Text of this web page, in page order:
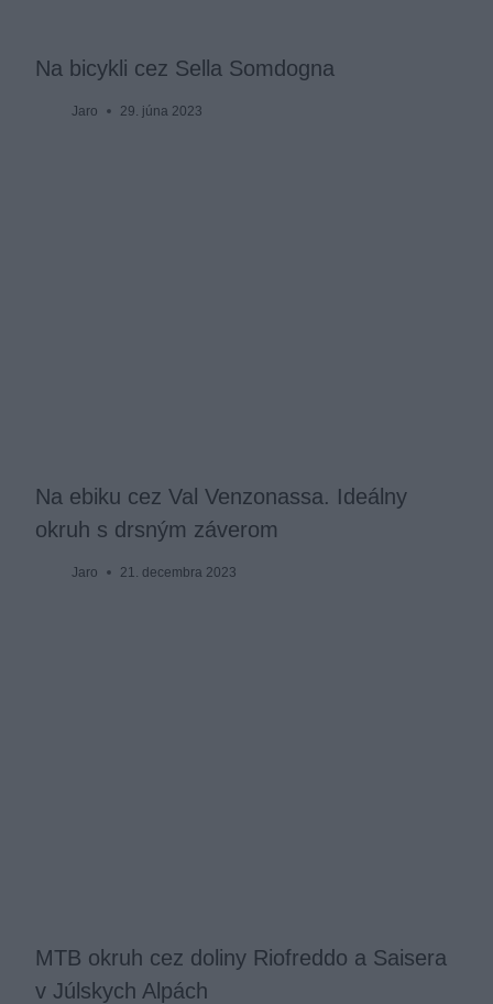
Na bicykli cez Sella Somdogna
Jaro 29. júna 2023
Na ebiku cez Val Venzonassa. Ideálny
okruh s drsným záverom
Jaro 21. decembra 2023
MTB okruh cez doliny Riofreddo a Saisera
v Júlskych Alpách